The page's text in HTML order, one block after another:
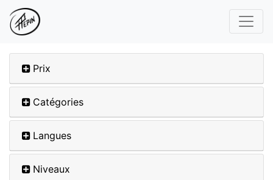
Prix
Catégories
Langues
Niveaux